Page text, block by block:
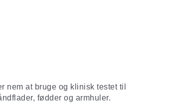
nem at bruge og klinisk testet til
fødder og armhuler.